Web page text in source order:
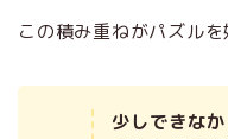
この積み重ねがパズル
少しできな